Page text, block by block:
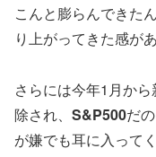
こんと膨らんできた
り上がってきた感が
さらには今年1月か
除され、 S&P500だの
が嫌でも耳に入って